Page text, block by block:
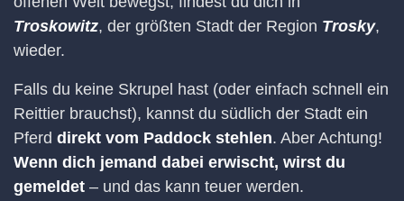
Troskowitz, der größten Stadt der Region Trosky,
wieder.
Falls du keine Skrupel hast (oder einfach schnell ein
Reittier brauchst), kannst du südlich der Stadt ein
Pferd direkt vom Paddock stehlen. Aber Achtung!
Wenn dich jemand dabei erwischt, wirst du
gemeldet – und das kann teuer werden.